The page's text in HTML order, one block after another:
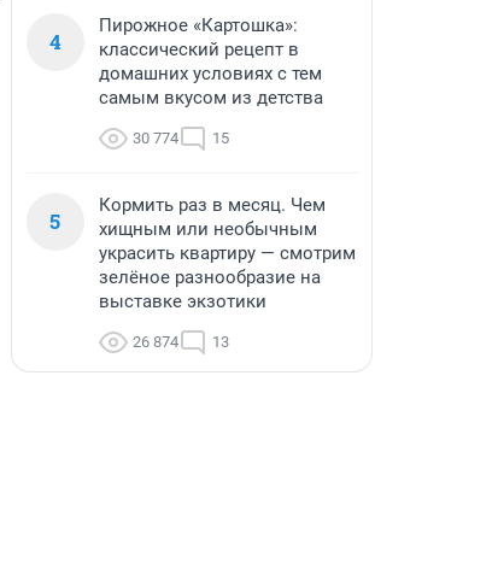
4
Пирожное «Картошка»:
классический рецепт в
домашних условиях с тем
самым вкусом из детства
30 774 15
5
Кормить раз в месяц. Чем
хищным или необычным
украсить квартиру — смотрим
зелёное разнообразие на
выставке экзотики
26 874 13